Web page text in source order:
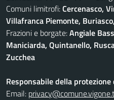
Comuni limitrofi:Cercenasco,
Villafranca Piemonte,
Frazioni e borgate:Angiale
Maniciarda, Quintanello,
Zucchea
Responsabile della protezione
Email: